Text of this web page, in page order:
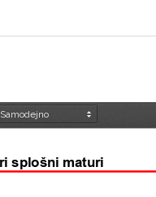
splošni maturi